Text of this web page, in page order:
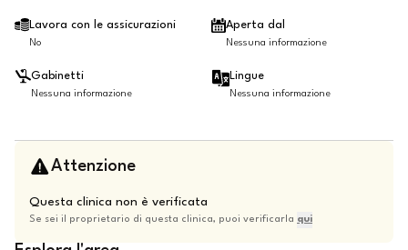
Lavora con le assicurazioni
No
Aperta dal
Nessuna informazione
Gabinetti
Nessuna informazione
Lingue
Nessuna informazione
Attenzione
Questa clinica non è verificata
Se sei il proprietario di questa clinica, puoi verificarla qui